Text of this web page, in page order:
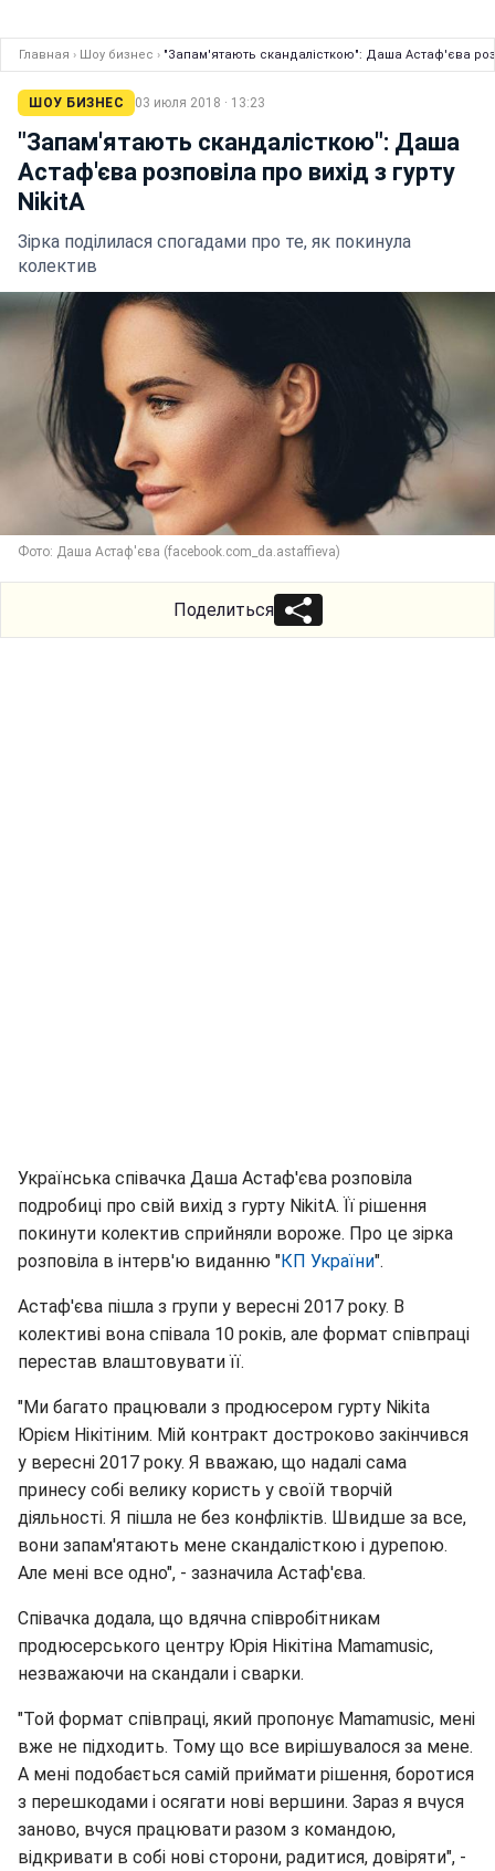
Главная › Шоу бизнес › "Запам'ятають скандалісткою": Даша Астаф'єва
ШОУ БИЗНЕС 03 июля 2018 · 13:23
"Запам'ятають скандалісткою": Даша
Астаф'єва розповіла про вихід з гурту
NikitA
Зірка поділилася спогадами про те, як покинула
колектив
Фото: Даша Астаф'єва (facebook.com_da.astaffieva)
Поделиться
Українська співачка Даша Астаф'єва розповіла
подробиці про свій вихід з гурту NikitA. Її рішення
покинути колектив сприйняли вороже. Про це зірка
розповіла в інтерв'ю виданню "КП України".
Астаф'єва пішла з групи у вересні 2017 року. В
колективі вона співала 10 років, але формат співпраці
перестав влаштовувати її.
"Ми багато працювали з продюсером гурту Nikita
Юрієм Нікітіним. Мій контракт достроково закінчився
у вересні 2017 року. Я вважаю, що надалі сама
принесу собі велику користь у своїй творчій
діяльності. Я пішла не без конфліктів. Швидше за все,
вони запам'ятають мене скандалісткою і дурепою.
Але мені все одно", - зазначила Астаф'єва.
Співачка додала, що вдячна співробітникам
продюсерського центру Юрія Нікітіна Mamamusic,
незважаючи на скандали і сварки.
"Той формат співпраці, який пропонує Mamamusic, мені
вже не підходить. Тому що все вирішувалося за мене.
А мені подобається самій приймати рішення, боротися
з перешкодами і осягати нові вершини. Зараз я вчуся
заново, вчуся працювати разом з командою,
відкривати в собі нові сторони, радитися, довіряти", -